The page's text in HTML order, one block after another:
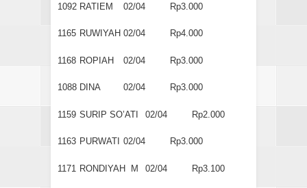
1092 RATIEM 02/04 Rp3.000
1165 RUWIYAH 02/04 Rp4.000
1168 ROPIAH 02/04 Rp3.000
1088 DINA 02/04 Rp3.000
1159 SURIP SO’ATI 02/04 Rp2.000
1163 PURWATI 02/04 Rp3.000
1171 RONDIYAH M 02/04 Rp3.100